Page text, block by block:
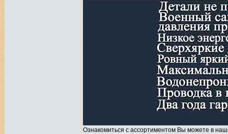
Ознакомиться с ассортиментом Вы можете в